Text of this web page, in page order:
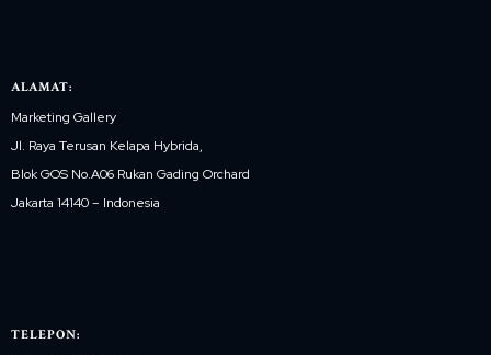
ALAMAT:
Marketing Gallery
Jl. Raya Terusan Kelapa Hybrida,
Blok GOS No.A06 Rukan Gading Orchard
Jakarta 14140 – Indonesia
TELEPON: